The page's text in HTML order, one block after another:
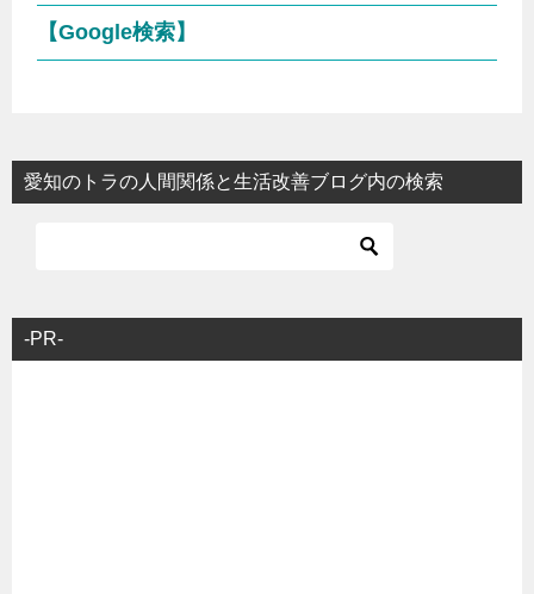
【Google検索】
愛知のトラの人間関係と生活改善ブログ内の検索
-PR-